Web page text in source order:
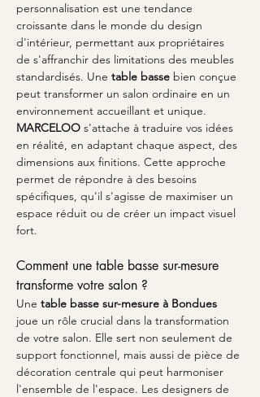
personnalisation est une tendance
croissante dans le monde du design
d'intérieur, permettant aux propriétaires
de s'affranchir des limitations des meubles
standardisés. Une table basse bien conçue
peut transformer un salon ordinaire en un
environnement accueillant et unique.
MARCELOO s'attache à traduire vos idées
en réalité, en adaptant chaque aspect, des
dimensions aux finitions. Cette approche
permet de répondre à des besoins
spécifiques, qu'il s'agisse de maximiser un
espace réduit ou de créer un impact visuel
fort.
Comment une table basse sur-mesure
transforme votre salon ?
Une table basse sur-mesure à Bondues
joue un rôle crucial dans la transformation
de votre salon. Elle sert non seulement de
support fonctionnel, mais aussi de pièce de
décoration centrale qui peut harmoniser
l'ensemble de l'espace. Les designers de